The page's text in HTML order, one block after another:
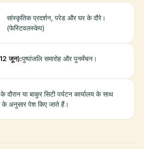
सांस्कृतिक प्रदर्शन, परेड और घर के दौरे।
(फेस्टिवलस्केप)
जून):पुष्पांजलि समारोह और पुनर्मंचन।
के दौरान या बाकुर सिटी पर्यटन कार्यालय के साथ
के अनुसार पेश किए जाते हैं।